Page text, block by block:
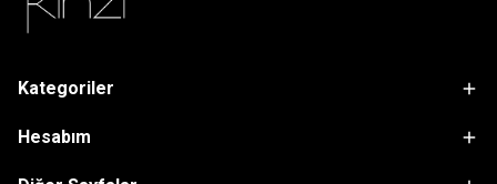
Kategoriler
Hesabım